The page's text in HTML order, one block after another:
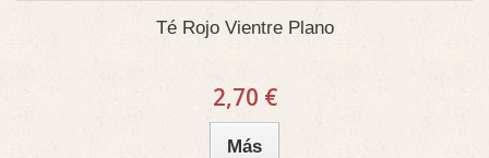
Té Rojo Vientre Plano
2,70 €
Más